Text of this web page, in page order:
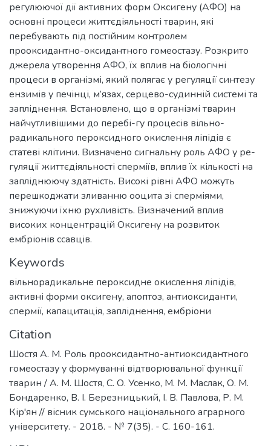
регулюючої дії активних форм Оксигену (АФО) на
основні процеси життєдіяльності тварин, які
перебувають під постійним контролем
прооксидантно-оксидантного гомеостазу. Розкрито
джерела утворення АФО, їх вплив на біологічні
процеси в організмі, який полягає у регуляції синтезу
ензимів у печінці, м’язах, серцево-судинній системі та
запліднення. Встановлено, що в організмі тварин
найчутливішими до перебі-гу процесів вільно-
радикального пероксидного окислення ліпідів є
статеві клітини. Визначено сигнальну роль АФО у ре-
гуляції життєдіяльності сперміїв, вплив їх кількості на
запліднюючу здатність. Високі рівні АФО можуть
перешкоджати зливанню ооцита зі сперміями,
знижуючи їхню рухливість. Визначений вплив
високих концентрацій Оксигену на розвиток
ембріонів ссавців.
Keywords
вільнорадикальне пероксидне окислення ліпідів,
активні форми оксигену, апоптоз, антиоксиданти,
спермії, капацитація, запліднення, ембріони
Citation
Шостя А. М. Роль прооксидантно-антиоксидантного
гомеостазу у формуванні відтворювальної функції
тварин / А. М. Шостя, С. О. Усенко, М. М. Маслак, О. М.
Бондаренко, В. І. Березницький, І. В. Павлова, Р. М.
Кір'ян // вісник сумського національного аграрного
університету. - 2018. - № 7(35). - С. 160-161.